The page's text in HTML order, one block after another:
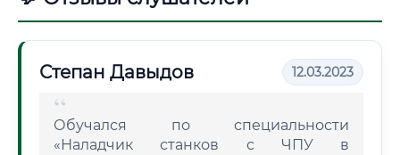
Степан Давыдов 12.03.2023
Обучался по специальности
«Наладчик станков с ЧПУ в